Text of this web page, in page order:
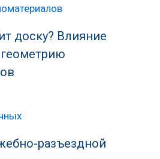
доску? Влияние
разъездной